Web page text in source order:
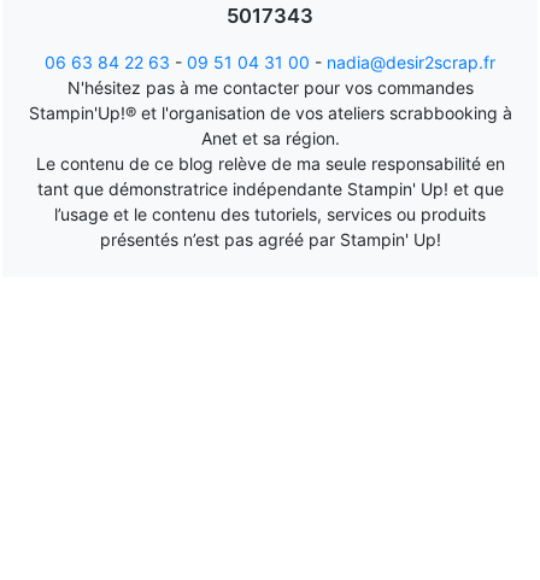
5017343
06 63 84 22 63 - 09 51 04 31 00 - nadia@desir2scrap.fr
N'hésitez pas à me contacter pour vos commandes
Stampin'Up!® et l'organisation de vos ateliers scrabbooking à
Anet et sa région.
Le contenu de ce blog relève de ma seule responsabilité en
tant que démonstratrice indépendante Stampin' Up! et que
l’usage et le contenu des tutoriels, services ou produits
présentés n’est pas agréé par Stampin' Up!